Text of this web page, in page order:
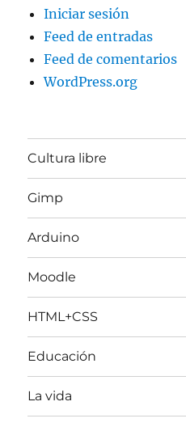
Iniciar sesión
Feed de entradas
Feed de comentarios
WordPress.org
Cultura libre
Gimp
Arduino
Moodle
HTML+CSS
Educación
La vida